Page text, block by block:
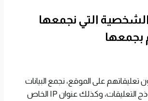
الشخصية التي نجمعها
بجمعها
تعليقاتهم على الموقع، نجمع البيانات
الموضحة في نموذج التعليقات، وكذلك عنوان IP الخاص